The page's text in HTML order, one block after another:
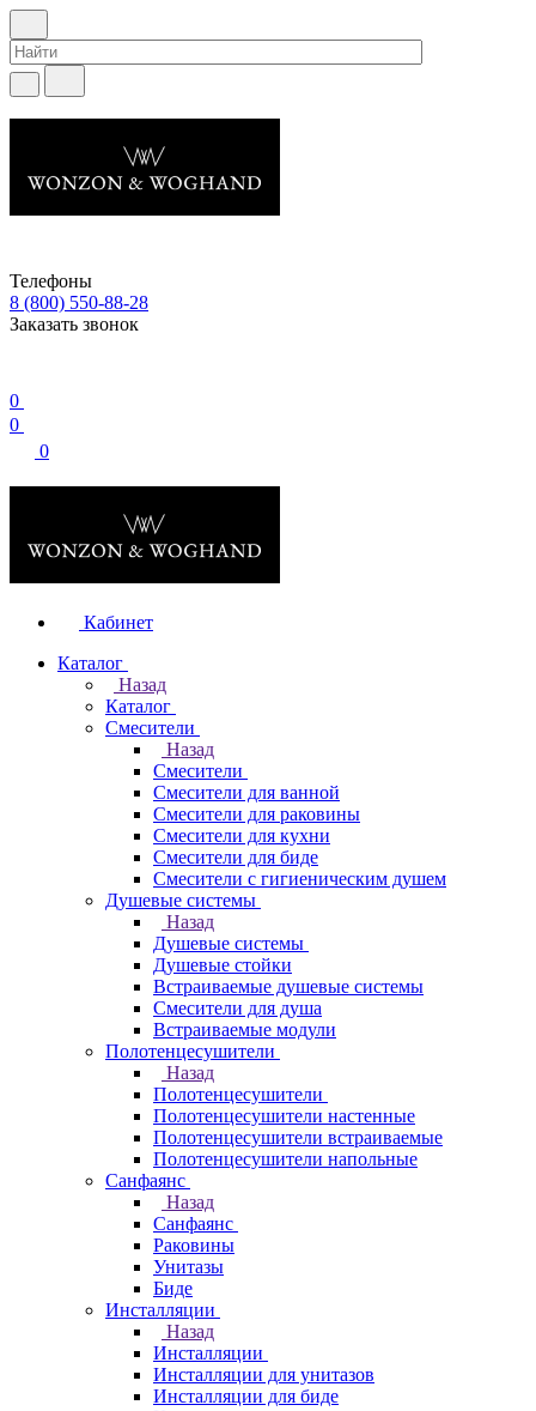
Телефоны
8 (800) 550-88-28
Заказать звонок
0
0
0
Кабинет
Каталог
Назад
Каталог
Смесители
Назад
Смесители
Смесители для ванной
Смесители для раковины
Смесители для кухни
Смесители для биде
Смесители с гигиеническим душем
Душевые системы
Назад
Душевые системы
Душевые стойки
Встраиваемые душевые системы
Смесители для душа
Встраиваемые модули
Полотенцесушители
Назад
Полотенцесушители
Полотенцесушители настенные
Полотенцесушители встраиваемые
Полотенцесушители напольные
Санфаянс
Назад
Санфаянс
Раковины
Унитазы
Биде
Инсталляции
Назад
Инсталляции
Инсталляции для унитазов
Инсталляции для биде